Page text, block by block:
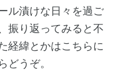
ル漬けな日々を過ご
振り返ってみると不
経緯とかはこちらに
どうぞ。